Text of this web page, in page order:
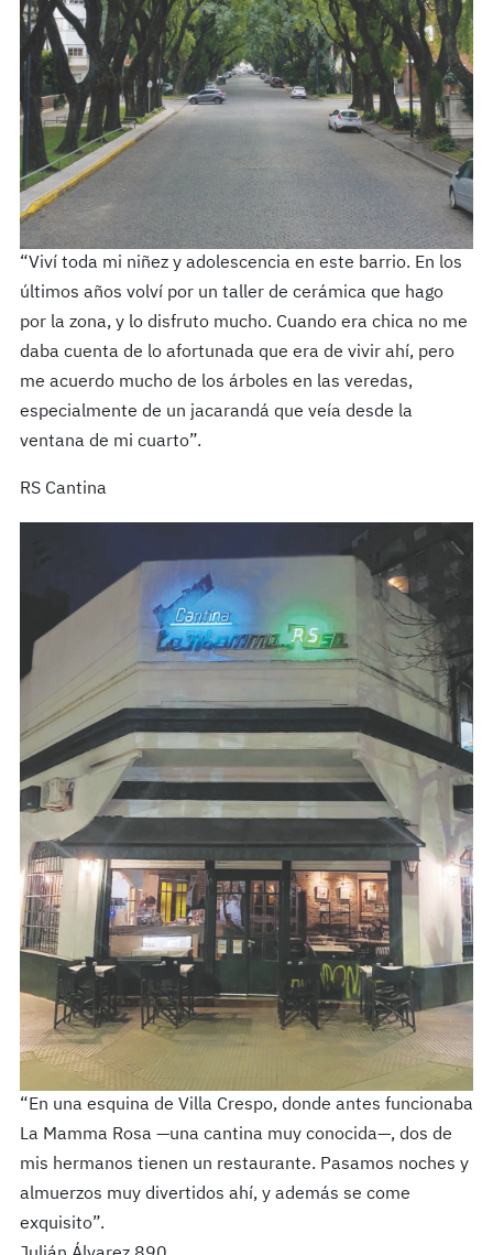
“Viví toda mi niñez y adolescencia en este barrio. En los
últimos años volví por un taller de cerámica que hago
por la zona, y lo disfruto mucho. Cuando era chica no me
daba cuenta de lo afortunada que era de vivir ahí, pero
me acuerdo mucho de los árboles en las veredas,
especialmente de un jacarandá que veía desde la
ventana de mi cuarto”.
RS Cantina
“En una esquina de Villa Crespo, donde antes funcionaba
La Mamma Rosa —una cantina muy conocida—, dos de
mis hermanos tienen un restaurante. Pasamos noches y
almuerzos muy divertidos ahí, y además se come
exquisito”.